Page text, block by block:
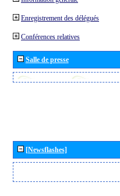
Enregistrement des délégués
Conférences relatives
Salle de presse
[Newsflashes]